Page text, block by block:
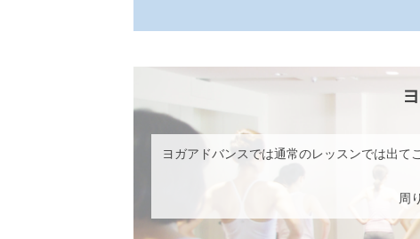
ヨガアドバンスでは通常のレッスンでは出て
周